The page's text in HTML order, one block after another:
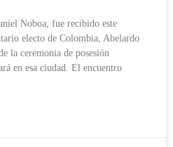
Noboa, fue recibido este
electo de Colombia, Abelardo
la ceremonia de posesión
en esa ciudad. El encuentro